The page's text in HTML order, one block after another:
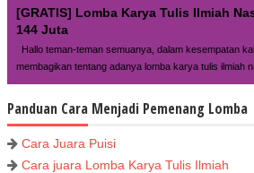
[GRATIS] Lomba Karya Tulis Ilmiah
144 Juta
Hallo teman-teman semuanya, dalam kesempatan
membagikan tentang adanya lomba karya tulis ilmiah
Panduan Cara Menjadi Pemenang Lomba
Cara Juara Puisi
Cara juara Lomba Karya Tulis Ilmiah